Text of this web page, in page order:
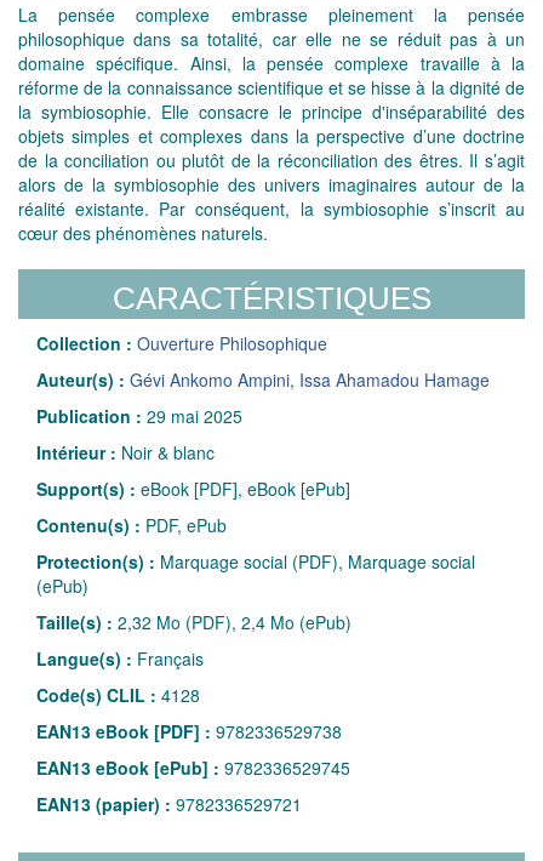
La pensée complexe embrasse pleinement la pensée
philosophique dans sa totalité, car elle ne se réduit pas à un
domaine spécifique. Ainsi, la pensée complexe travaille à la
réforme de la connaissance scientifique et se hisse à la dignité de
la symbiosophie. Elle consacre le principe d'inséparabilité des
objets simples et complexes dans la perspective d’une doctrine
de la conciliation ou plutôt de la réconciliation des êtres. Il s’agit
alors de la symbiosophie des univers imaginaires autour de la
réalité existante. Par conséquent, la symbiosophie s’inscrit au
cœur des phénomènes naturels.
CARACTÉRISTIQUES
Collection : Ouverture Philosophique
Auteur(s) : Gévi Ankomo Ampini, Issa Ahamadou Hamage
Publication : 29 mai 2025
Intérieur : Noir & blanc
Support(s) : eBook [PDF], eBook [ePub]
Contenu(s) : PDF, ePub
Protection(s) : Marquage social (PDF), Marquage social
(ePub)
Taille(s) : 2,32 Mo (PDF), 2,4 Mo (ePub)
Langue(s) : Français
Code(s) CLIL : 4128
EAN13 eBook [PDF] : 9782336529738
EAN13 eBook [ePub] : 9782336529745
EAN13 (papier) : 9782336529721